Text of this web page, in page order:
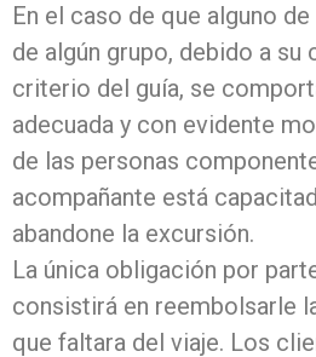
En el caso de que alguno
de algún grupo, debido a su
criterio del guía, se
adecuada y con evidente
de las personas
acompañante está
abandone la excursión.
La única obligación por
consistirá en reembolsarle
que faltara del viaje. Los